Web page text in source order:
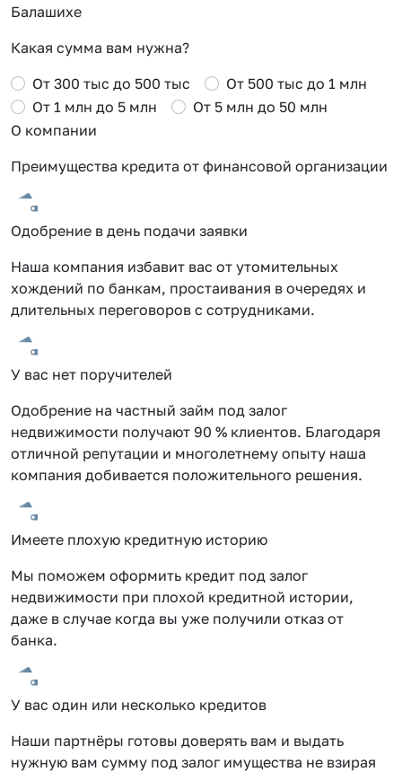
Балашихе
Какая сумма вам нужна?
От 300 тыс до 500 тыс
От 500 тыс до 1 млн
От 1 млн до 5 млн
От 5 млн до 50 млн
О компании
Преимущества кредита от финансовой организации
Одобрение в день подачи заявки
Наша компания избавит вас от утомительных
хождений по банкам, простаивания в очередях и
длительных переговоров с сотрудниками.
У вас нет поручителей
Одобрение на частный займ под залог
недвижимости получают 90 % клиентов. Благодаря
отличной репутации и многолетнему опыту наша
компания добивается положительного решения.
Имеете плохую кредитную историю
Мы поможем оформить кредит под залог
недвижимости при плохой кредитной истории,
даже в случае когда вы уже получили отказ от
банка.
У вас один или несколько кредитов
Наши партнёры готовы доверять вам и выдать
нужную вам сумму под залог имущества не взирая